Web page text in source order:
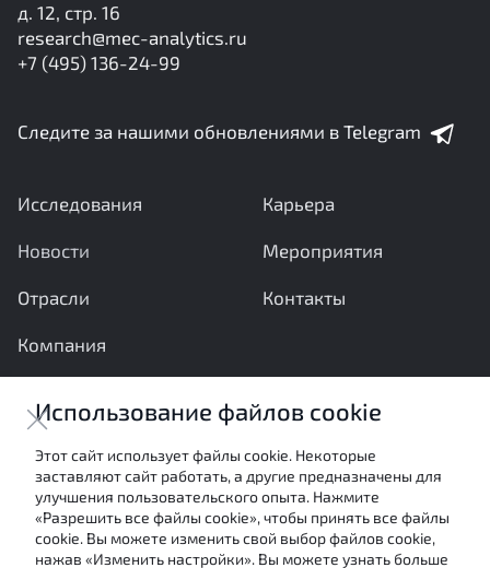
д. 12, стр. 16
research@mec-analytics.ru
+7 (495) 136-24-99
Следите за нашими обновлениями в Telegram
Исследования
Новости
Отрасли
Компания
Карьера
Мероприятия
Контакты
Отправить сообщение
Настоящие материалы являются собственностью
АНО «Межотраслевой экспертный центр» и не могут
быть использованы в каких-либо целях (в том числе
посредством цитирования или ссылки в средствах
Использование файлов cookie
Этот сайт использует файлы cookie. Некоторые
заставляют сайт работать, а другие предназначены для
улучшения пользовательского опыта. Нажмите
«Разрешить все файлы cookie», чтобы принять все файлы
cookie. Вы можете изменить свой выбор файлов cookie,
нажав «Изменить настройки». Вы можете узнать больше